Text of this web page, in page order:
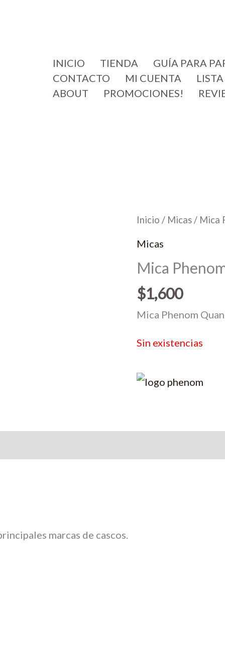
INICIO TIENDA
GUÍA PARA
CONTACTO
MI CUENTA
ABOUT
PROMOCIONES!
Inicio / Micas / Mica
Micas
Mica
$1,600
Mica Phenom
Sin existencias
marcas de cascos.